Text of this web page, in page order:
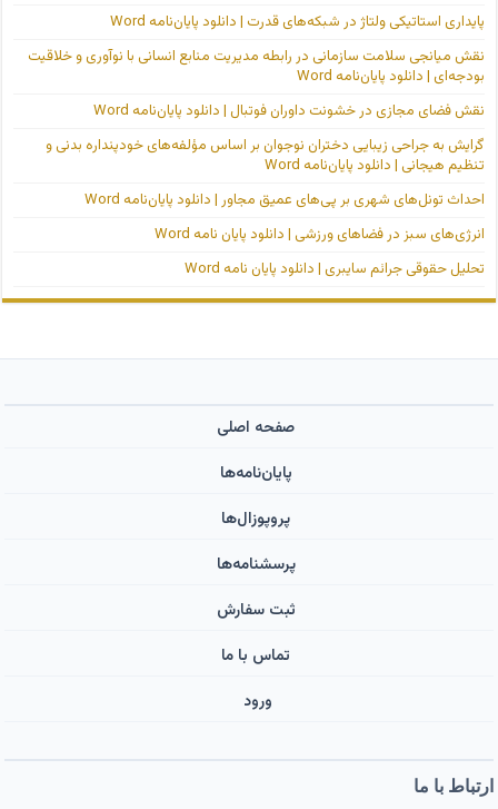
پایداری استاتیکی ولتاژ در شبکه‌های قدرت | دانلود پایان‌نامه Word
نقش میانجی سلامت سازمانی در رابطه مدیریت منابع انسانی با نوآوری و خلاقیت
بودجه‌ای | دانلود پایان‌نامه Word
نقش فضای مجازی در خشونت داوران فوتبال | دانلود پایان‌نامه Word
گرایش به جراحی زیبایی دختران نوجوان بر اساس مؤلفه‌های خودپنداره بدنی و
تنظیم هیجانی | دانلود پایان‌نامه Word
احداث تونل‌های شهری بر پی‌های عمیق مجاور | دانلود پایان‌نامه Word
انرژی‌های سبز در فضاهای ورزشی | دانلود پایان نامه Word
تحلیل حقوقی جرائم سایبری | دانلود پایان نامه Word
صفحه اصلی
پایان‌نامه‌ها
پروپوزال‌ها
پرسشنامه‌ها
ثبت سفارش
تماس با ما
ورود ‌
ارتباط با ما